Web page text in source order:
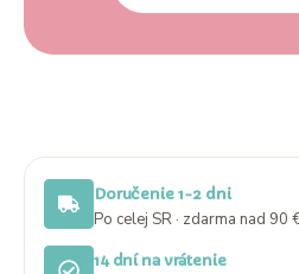
Doručenie 1-2 dni
Po celej SR · zdarma nad 90
14 dní na vrátenie